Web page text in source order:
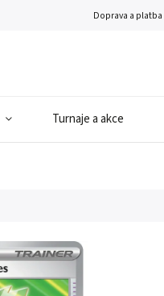
Doprava a platba
Turnaje a akce